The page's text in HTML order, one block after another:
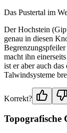
Das Pustertal im
Der Hochstein
genau in diesen
macht ihn
ist er aber auch
Talwindsysteme
Korrekt?
Topografische